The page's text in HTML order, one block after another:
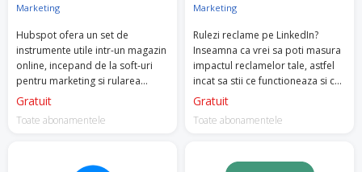
Marketing
Hubspot ofera un set de
instrumente utile intr-un magazin
online, incepand de la soft-uri
pentru marketing si rularea
campaniilor, pana la CMS,
Gratuit
Toate abonamentele
Marketing
Rulezi reclame pe LinkedIn?
Inseamna ca vrei sa poti masura
impactul reclamelor tale, astfel
incat sa stii ce functioneaza si ce
poti imbunatati. Nu vrei sa iti
Gratuit
Toate abonamentele